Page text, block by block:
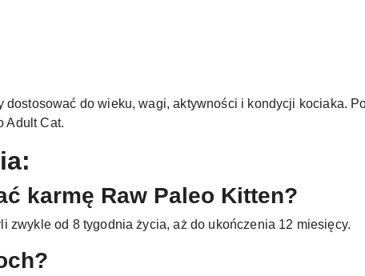
do wieku, wagi, aktywności i kondycji kociaka.
Adult Cat.
karmę Raw Paleo Kitten?
zwykle od 8 tygodnia życia, aż do ukończenia 12 miesięcy.